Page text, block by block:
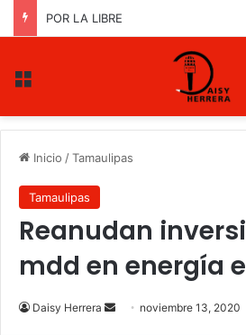
PAN ratifica triunfo de Gloria y Truko
Inicio /Tamaulipas
Tamaulipas
Reanudan
mdd en energía
Daisy Herrera noviembre 13, 2020